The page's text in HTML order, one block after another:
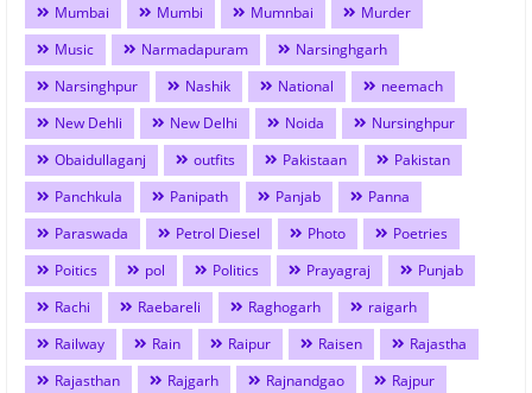
Mumbai
Mumbi Mumnbai
Murder
Music
Narmadapuram
Narsinghgarh
Narsinghpur
Nashik National
neemach
New Dehli
New Delhi Noida
Nursinghpur
Obaidullaganj
outfits Pakistaan
Pakistan
Panchkula
Panipath Panjab
Panna
Paraswada
Petrol Diesel Photo
Poetries
Poitics
pol Politics Prayagraj
Punjab
Rachi
Raebareli Raghogarh
raigarh
Railway
Rain Raipur Raisen
Rajastha
Rajasthan
Rajgarh Rajnandgao
Rajpur